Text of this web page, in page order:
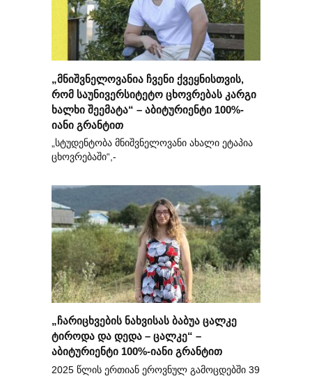
„მნიშვნელოვანია ჩვენი ქვეყნისთვის,
რომ საუნივერსიტეტო ცხოვრებას კარგი
ხალხი შეემატა“ – აბიტურიენტი 100%-
იანი გრანტით
„სტუდენტობა მნიშვნელოვანი ახალი ეტაპია
ცხოვრებაში“,-
„ჩარიცხვების ნახვისას ბაბუა ცალკე
ტიროდა და დედა – ცალკე“ –
აბიტურიენტი 100%-იანი გრანტით
2025 წლის ერთიან ეროვნულ გამოცდებში 39